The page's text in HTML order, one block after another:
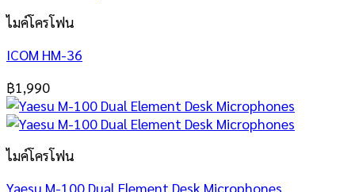
ไมค์โครโฟน
ICOM HM-36
฿1,990
ไมค์โครโฟน
Yaesu M-100 Dual Element Desk Microphones